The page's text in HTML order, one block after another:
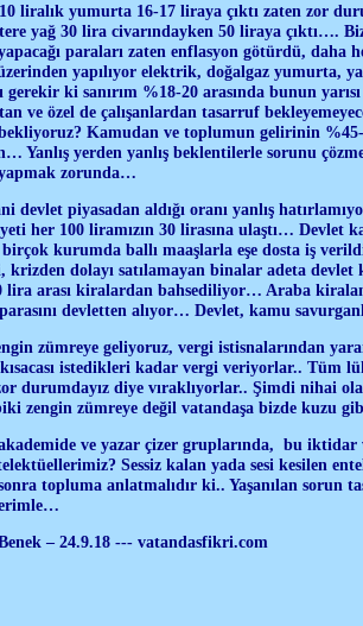
liralık yumurta 16-17 liraya çıktı zaten zor
yağ 30 lira civarındayken 50 liraya çıktı….
paraları zaten enflasyon götürdü, daha
yapılıyor elektrik, doğalgaz yumurta,
gerekir ki sanırım %18-20 arasında bunun
ve özel de çalışanlardan tasarruf
Kamudan ve toplumun gelirinin
Yanlış yerden yanlış beklentilerle sorunu
zorunda…
devlet piyasadan aldığı oranı yanlış
her 100 liramızın 30 lirasına ulaştı… Devlet
kurumda ballı maaşlarla eşe dosta iş
krizden dolayı satılamayan binalar adeta
lira arası kiralardan bahsediliyor… Araba
parasını devletten alıyor… Devlet, kamu
zümreye geliyoruz, vergi istisnalarından
istedikleri kadar vergi veriyorlar.. Tüm
durumdayız diye vıraklıyorlar.. Şimdi nihai
zengin zümreye değil vatandaşa bizde kuzu
ve yazar çizer gruplarında, bu iktidar
Sessiz kalan yada sesi kesilen
topluma anlatmalıdır ki.. Yaşanılan sorun
– 24.9.18 --- vatandasfikri.com